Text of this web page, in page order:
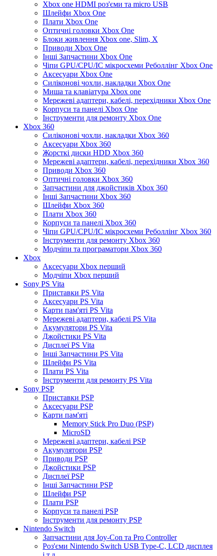
Xbox one HDMI роз'єми та micro USB
Шлейфи Xbox One
Плати Xbox One
Оптичні головки Xbox One
Блоки живлення Xbox one, Slim, X
Приводи Xbox One
Інші Запчастини Xbox One
Чіпи GPU/CPU/IC мікросхеми Реболлінг Xbox One
Аксесуари Xbox One
Силіконові чохли, накладки Xbox One
Миша та клавіатура Xbox one
Мережеві адаптери, кабелі, перехідники Xbox One
Корпуси та панелі Xbox One
Інструменти для ремонту Xbox One
Xbox 360
Силіконові чохли, накладки Xbox 360
Аксесуари Xbox 360
Жорсткі диски HDD Xbox 360
Мережеві адаптери, кабелі, перехідники Xbox 360
Приводи Xbox 360
Оптичні головки Xbox 360
Запчастини для джойстиків Xbox 360
Інші Запчастини Xbox 360
Шлейфи Xbox 360
Плати Xbox 360
Корпуси та панелі Xbox 360
Чіпи GPU/CPU/IC мікросхеми Реболлінг Xbox 360
Інструменти для ремонту Xbox 360
Модчіпи та програматори Xbox 360
Xbox
Аксесуари Xbox перший
Модчіпи Xbox перший
Sony PS Vita
Приставки PS Vita
Аксесуари PS Vita
Карти пам'яті PS Vita
Мережеві адаптери, кабелі PS Vita
Акумулятори PS Vita
Джойстики PS Vita
Дисплеї PS Vita
Інші Запчастини PS Vita
Шлейфи PS Vita
Плати PS Vita
Інструменти для ремонту PS Vita
Sony PSP
Приставки PSP
Аксесуари PSP
Карти пам'яті
Memory Stick Pro Duo (PSP)
MicroSD
Мережеві адаптери, кабелі PSP
Акумулятори PSP
Приводи PSP
Джойстики PSP
Дисплеї PSP
Інші Запчастини PSP
Шлейфи PSP
Плати PSP
Корпуси та панелі PSP
Інструменти для ремонту PSP
Nintendo Switch
Запчастини для Joy-Con та Pro Controller
Роз'єми Nintendo Switch USB Type-C, LCD дисплея